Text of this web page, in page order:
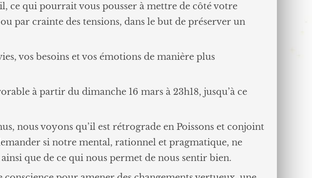
ce qui pourrait vous pousser à mettre de côté votre
par crainte des tensions, dans le but de préserver un
vos besoins et vos émotions de manière plus
à partir du dimanche 16 mars à 23h18, jusqu’à ce
nous voyons qu’il est rétrograde en Poissons et conjoint
si notre mental, rationnel et pragmatique, ne
que de ce qui nous permet de nous sentir bien.